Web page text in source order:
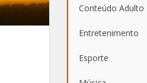
Conteúdo Adulto
Entretenimento
Esporte